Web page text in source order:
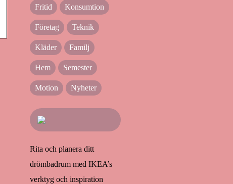
Fritid Konsumtion
Företag Teknik
Kläder Familj
Hem Semester
Motion Nyheter
Rita och planera ditt
drömbadrum med IKEA’s
verktyg och inspiration